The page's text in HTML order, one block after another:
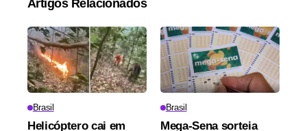
Artigos Relacionados
Brasil
Helicóptero cai em
Brasil
Mega-Sena sorteia